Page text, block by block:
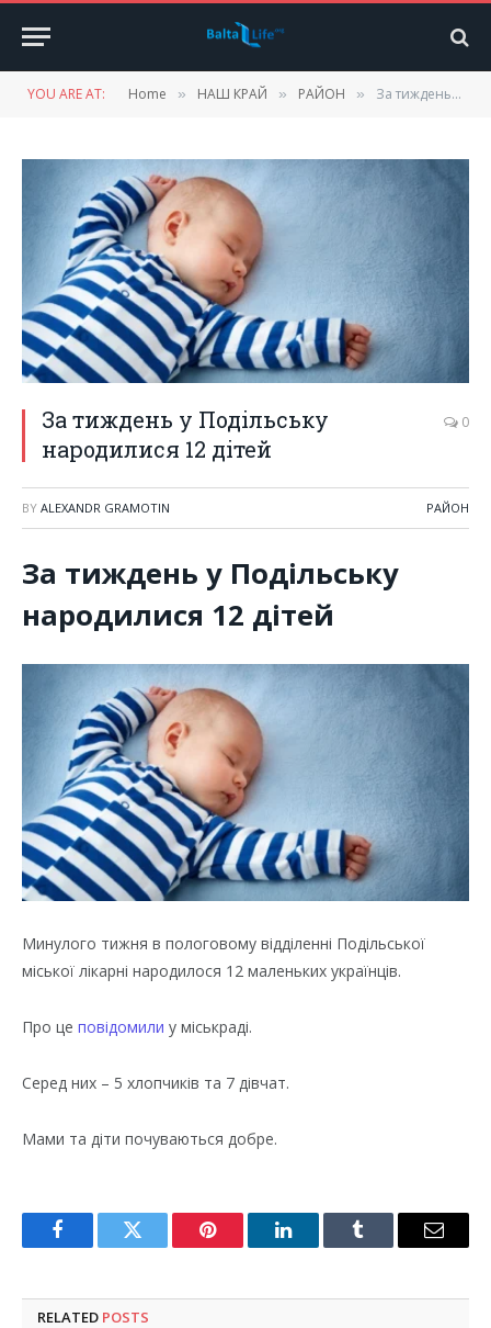
YOU ARE AT: Home » НАШ КРАЙ » РАЙОН » За тиждень у Подільську народилися 12 дітей
За тиждень у Подільську
народилися 12 дітей
0
BY ALEXANDR GRAMOTIN РАЙОН
За тиждень у Подільську
народилися 12 дітей
Минулого тижня в пологовому відділенні Подільської
міської лікарні народилося 12 маленьких українців.
Про це повідомили у міськраді.
Серед них – 5 хлопчиків та 7 дівчат.
Мами та діти почуваються добре.
FacebookTwitter Pinterest LinkedInTumblr Email
RELATED POSTS